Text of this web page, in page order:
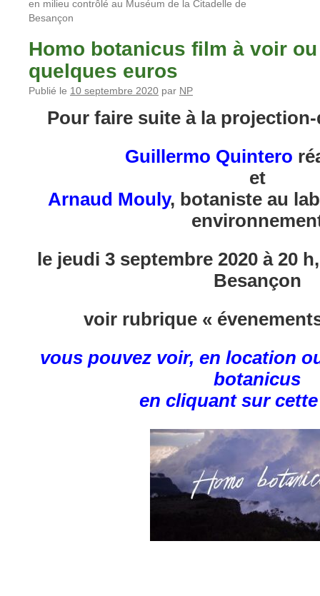
en milieu contrôlé au Muséum de la Citadelle de
Besançon
Homo botanicus film à voir
quelques euros
Publié le 10 septembre 2020 par NP
Pour faire suite à la
Guillermo Quintero
et
Arnaud Mouly, botaniste au
le jeudi 3 septembre 2020 à 20
Besançon
voir rubrique «
vous pouvez voir, en location
botanicus
en cliquant sur